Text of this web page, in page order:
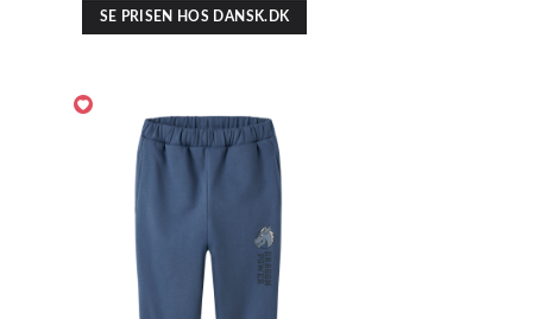
SE PRISEN HOS DANSK.DK